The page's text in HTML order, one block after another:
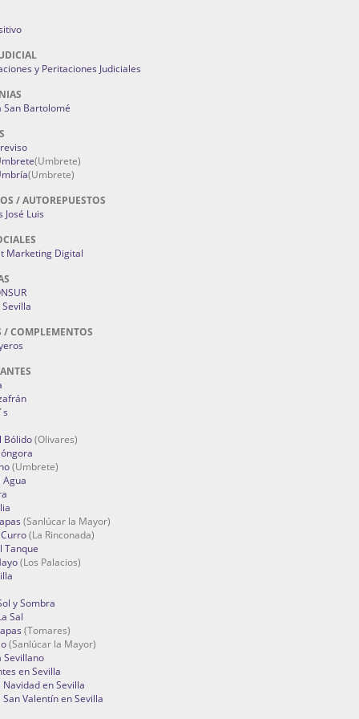
y Peritaciones Judiciales
San Bartolomé
(Umbrete)
(Umbrete)
/ AUTOREPUESTOS
José Luis
Marketing Digital
/ COMPLEMENTOS
Bólido(Olivares)
(Umbrete)
(Sanlúcar la Mayor)
(La Rinconada)
Tanque
(Los Palacios)
y Sombra
Sal
(Tomares)
(Sanlúcar la Mayor)
Sevillano
en Sevilla
Navidad en Sevilla
Valentín en Sevilla